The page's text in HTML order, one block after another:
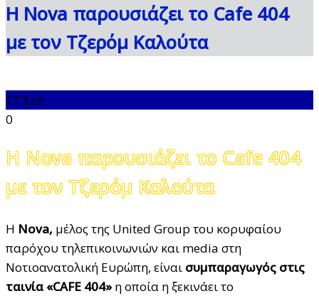
Η Nova παρουσιάζει το Cafe 404
με τον Τζερόμ Καλούτα
17 Σεπ
0
Η Nova παρουσιάζει το Cafe 404
με τον Τζερόμ Καλούτα
Η Nova, μέλος της United Group του κορυφαίου
παρόχου τηλεπικοινωνιών και media στη
Νοτιοανατολική Ευρώπη, είναι συμπαραγωγός στις
ταινία «CAFE 404»η οποία η ξεκινάει το